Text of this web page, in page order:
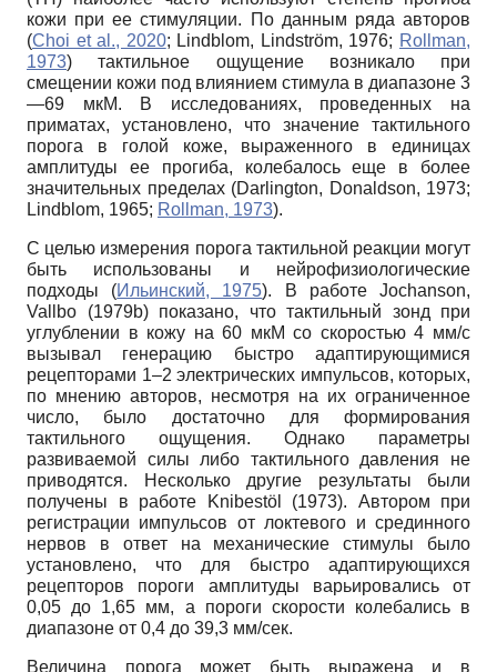
кожи при ее стимуляции. По данным ряда авторов
(Choi et al., 2020; Lindblom, Lindström, 1976; Rollman,
1973) тактильное ощущение возникало при
смещении кожи под влиянием стимула в диапазоне 3
—69 мкМ. В исследованиях, проведенных на
приматах, установлено, что значение тактильного
порога в голой коже, выраженного в единицах
амплитуды ее прогиба, колебалось еще в более
значительных пределах (Darlington, Donaldson, 1973;
Lindblom, 1965; Rollman, 1973).
С целью измерения порога тактильной реакции могут
быть использованы и нейрофизиологические
подходы (Ильинский, 1975). В работе Jochanson,
Vallbo (1979b) показано, что тактильный зонд при
углублении в кожу на 60 мкМ со скоростью 4 мм/с
вызывал генерацию быстро адаптирующимися
рецепторами 1–2 электрических импульсов, которых,
по мнению авторов, несмотря на их ограниченное
число, было достаточно для формирования
тактильного ощущения. Однако параметры
развиваемой силы либо тактильного давления не
приводятся. Несколько другие результаты были
получены в работе Knibestöl (1973). Автором при
регистрации импульсов от локтевого и срединного
нервов в ответ на механические стимулы было
установлено, что для быстро адаптирующихся
рецепторов пороги амплитуды варьировались от
0,05 до 1,65 мм, а пороги скорости колебались в
диапазоне от 0,4 до 39,3 мм/сек.
Величина порога может быть выражена и в